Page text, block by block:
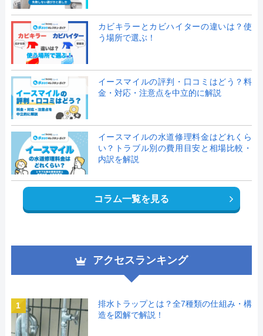
カビキラーとカビハイターの違いは？使
う場所で選ぶ！
イースマイルの評判・口コミはどう？料
金・対応・注意点を中立的に解説
イースマイルの水道修理料金はどれくら
い？トラブル別の費用目安と相場比較・
内訳を解説
コラム一覧を見る
アクセスランキング
1
排水トラップとは？全7種類の仕組み・構
造を図解で解説！